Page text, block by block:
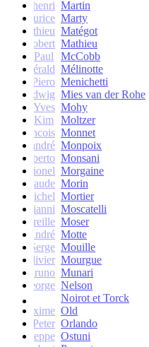
henri Martin
Maurice Marty
Mathieu Matégot
Robert Mathieu
Paul
McCobb
Gérald Mélinotte
Piero Menichetti
Ludwig Mies van der Rohe
Yves Mohy
Kim
Moltzer
Francois Monnet
andré Monpoix
Roberto Monsani
Lionel Morgaine
Claude Morin
Michel Mortier
Gianni Moscatelli
Mireille Moser
André Motte
Serge Mouille
Olivier Mourgue
Bruno Munari
George Nelson
Noirot et Torck
Maxime Old
Peter Orlando
Giuseppe Ostuni